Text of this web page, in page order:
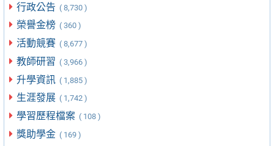
行政公告 ( 8,730 )
榮譽金榜 ( 360 )
活動競賽 ( 8,677 )
教師研習 ( 3,966 )
升學資訊 ( 1,885 )
生涯發展 ( 1,742 )
學習歷程檔案 ( 108 )
獎助學金 ( 169 )